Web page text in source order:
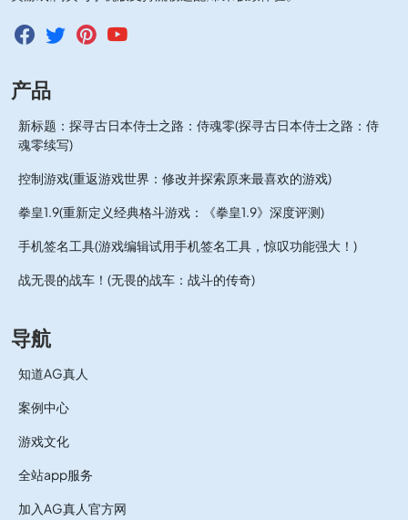
产品
新标题：探寻古日本侍士之路：侍魂零(探寻古日本侍士之路：侍
魂零续写)
控制游戏(重返游戏世界：修改并探索原来最喜欢的游戏)
拳皇1.9(重新定义经典格斗游戏：《拳皇1.9》深度评测)
手机签名工具(游戏编辑试用手机签名工具，惊叹功能强大！)
战无畏的战车！(无畏的战车：战斗的传奇)
导航
知道AG真人
案例中心
游戏文化
全站app服务
加入AG真人官方网